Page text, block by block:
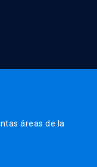
áreas de la